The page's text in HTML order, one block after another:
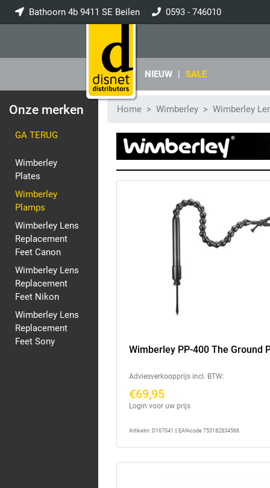
Bathoorn 4b 9411 SE Beilen 0593 - 746010
NIEUW | SALE
Onze merken
GA TERUG
Wimberley
Plates
Wimberley
Plamps
Wimberley Lens
Replacement
Feet Canon
Wimberley Lens
Replacement
Feet Nikon
Wimberley Lens
Replacement
Feet Sony
Home Wimberley Wimberley
Wimberley PP-400 The Ground
Adviesverkoopprijs incl. BTW:
€69,95
Login voor uw prijs
Artikelnr: D167041 || EAN-code 753182834566